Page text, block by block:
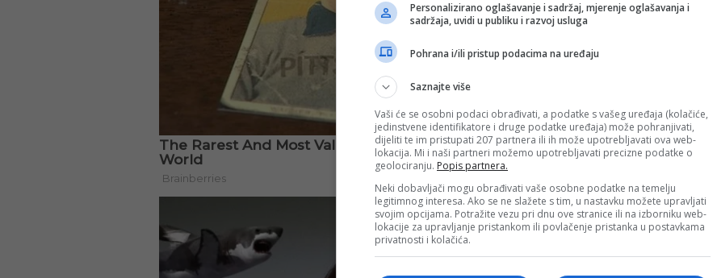
Personalizirano oglašavanje i sadržaj, mjerenje oglašavanja i
sadržaja, uvidi u publiku i razvoj usluga
Pohrana i/ili pristup podacima na uređaju
Saznajte više
Vaši će se osobni podaci obrađivati, a podatke s vašeg uređaja (kolačiće,
jedinstvene identifikatore i druge podatke uređaja) može pohranjivati,
dijeliti te im pristupati 207 partnera ili ih može upotrebljavati ova web-
lokacija. Mi i naši partneri možemo upotrebljavati precizne podatke o
geolociranju. Popis partnera.
Neki dobavljači mogu obrađivati vaše osobne podatke na temelju
legitimnog interesa. Ako se ne slažete s tim, u nastavku možete upravljati
svojim opcijama. Potražite vezu pri dnu ove stranice ili na izborniku web-
lokacije za upravljanje pristankom ili povlačenje pristanka u postavkama
privatnosti i kolačića.